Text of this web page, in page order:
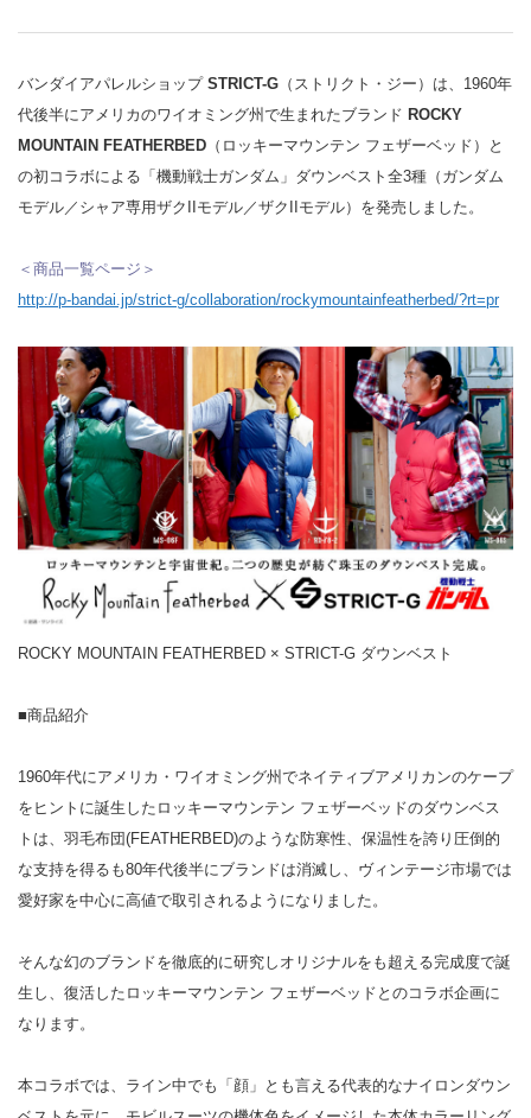
バンダイアパレルショップ STRICT-G （ストリクト・ジー）は、1960年
代後半にアメリカのワイオミング州で生まれたブランド ROCKY
MOUNTAIN FEATHERBED （ロッキーマウンテン フェザーベッド）と
の初コラボによる「機動戦士ガンダム」ダウンベスト全3種（ガンダム
モデル／シャア専用ザクIIモデル／ザクIIモデル）を発売しました。
＜商品一覧ページ＞
http://p-bandai.jp/strict-g/collaboration/rockymountainfeatherbed/?rt=pr
ROCKY MOUNTAIN FEATHERBED × STRICT-G ダウンベスト
■商品紹介
1960年代にアメリカ・ワイオミング州でネイティブアメリカンのケープ
をヒントに誕生したロッキーマウンテン フェザーベッドのダウンベス
トは、羽毛布団(FEATHERBED)のような防寒性、保温性を誇り圧倒的
な支持を得るも80年代後半にブランドは消滅し、ヴィンテージ市場では
愛好家を中心に高値で取引されるようになりました。
そんな幻のブランドを徹底的に研究しオリジナルをも超える完成度で誕
生し、復活したロッキーマウンテン フェザーベッドとのコラボ企画に
なります。
本コラボでは、ライン中でも「顔」とも言える代表的なナイロンダウン